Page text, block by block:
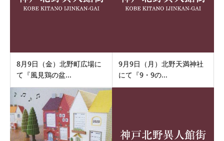
8月9日（金）北野町広場に
て『風見鶏の盆...
9月9日（月）北野天満神社
にて『9・9の...